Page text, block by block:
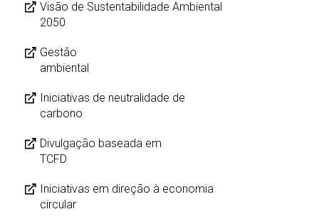
Visão de Sustentabilidade Ambiental
2050
Gestão
ambiental
Iniciativas de neutralidade de
carbono
Divulgação baseada em
TCFD
Iniciativas em direção à economia
circular